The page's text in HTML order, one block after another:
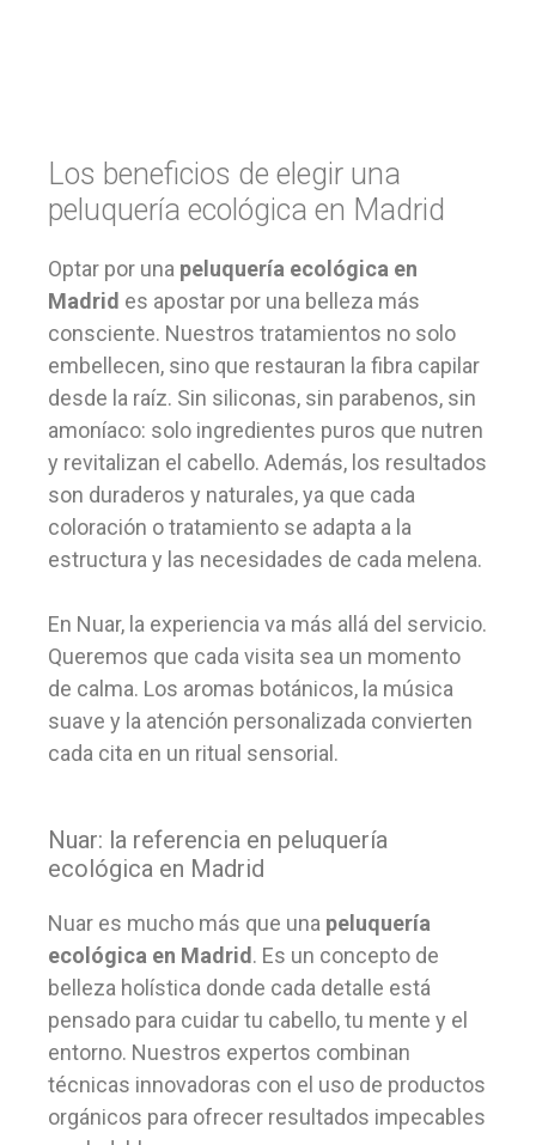
Los beneficios de elegir una
peluquería ecológica en Madrid
Optar por una peluquería ecológica en
Madrid es apostar por una belleza más
consciente. Nuestros tratamientos no solo
embellecen, sino que restauran la fibra capilar
desde la raíz. Sin siliconas, sin parabenos, sin
amoníaco: solo ingredientes puros que nutren
y revitalizan el cabello. Además, los resultados
son duraderos y naturales, ya que cada
coloración o tratamiento se adapta a la
estructura y las necesidades de cada melena.
En Nuar, la experiencia va más allá del servicio.
Queremos que cada visita sea un momento
de calma. Los aromas botánicos, la música
suave y la atención personalizada convierten
cada cita en un ritual sensorial.
Nuar: la referencia en peluquería
ecológica en Madrid
Nuar es mucho más que una peluquería
ecológica en Madrid . Es un concepto de
belleza holística donde cada detalle está
pensado para cuidar tu cabello, tu mente y el
entorno. Nuestros expertos combinan
técnicas innovadoras con el uso de productos
orgánicos para ofrecer resultados impecables